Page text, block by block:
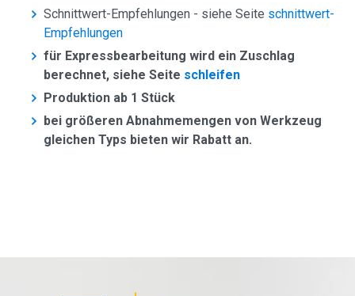
Schnittwert-Empfehlungen - siehe Seite schnittwert-
Empfehlungen
für Expressbearbeitung wird ein Zuschlag
berechnet, siehe Seite schleifen
Produktion ab 1 Stück
bei größeren Abnahmemengen von Werkzeug
gleichen Typs bieten wir Rabatt an.